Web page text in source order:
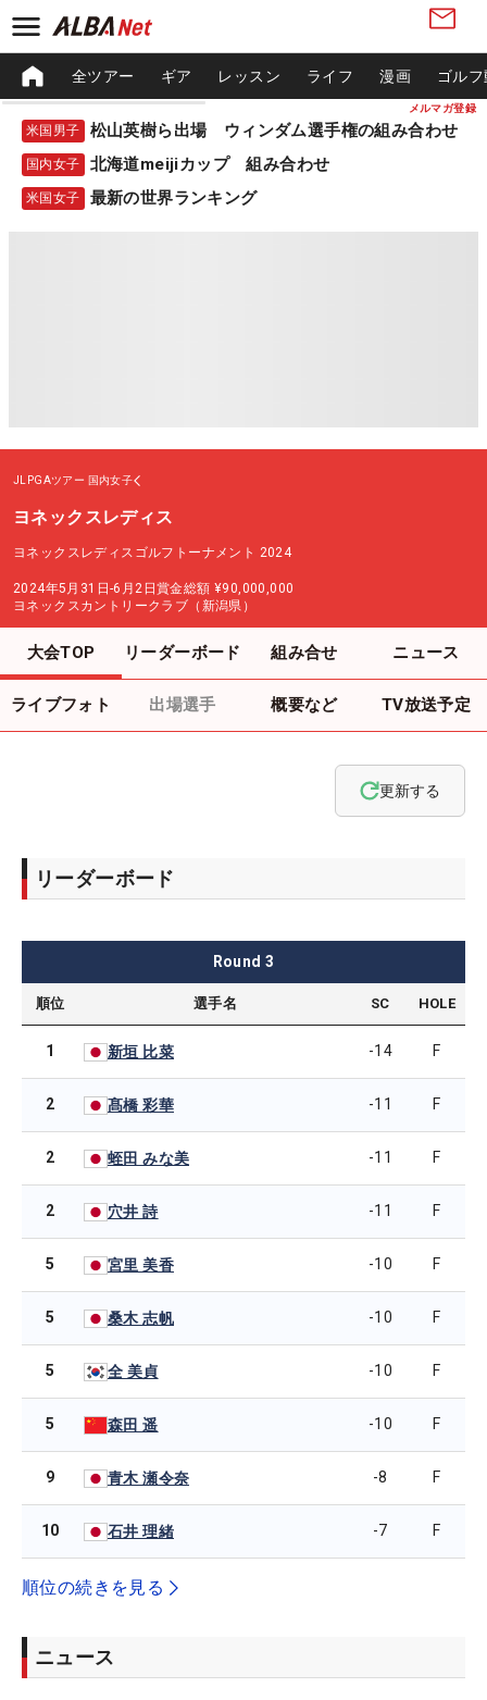
メルマガ登録
全ツアー ギア レッスン ライフ 漫画 ゴル
米国男子 松山英樹ら出場 ウィンダム選手権の組み合わせ
国内女子 北海道meijiカップ 組み合わせ
米国女子 最新の世界ランキング
JLPGAツアー 国内女子
ヨネックスレディス
ヨネックスレディスゴルフトーナメント 2024
2024年5月31日-6月2日賞金総額 ¥90,000,000
ヨネックスカントリークラブ（新潟県）
大会TOP リーダーボード 組み合せ ニュース
ライブフォト 出場選手 概要など TV放送予定
更新する
リーダーボード
Round 3
順位 選手名 SC HOLE
1 新垣 比菜 -14 F
2 髙橋 彩華 -11 F
2 蛭田 みな美 -11 F
2 穴井 詩 -11 F
5 宮里 美香 -10 F
5 桑木 志帆 -10 F
5 全 美貞 -10 F
5 森田 遥 -10 F
9 青木 瀬令奈 -8 F
10 石井 理緒 -7 F
順位の続きを見る
ニュース